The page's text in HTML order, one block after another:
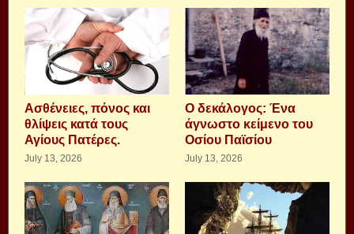
Aσθένειες, πόνος και
θλίψεις κατά τους
Αγίους Πατέρες.
July 13, 2026
Ο δεκάλογος: Ένα
άγνωστο κείμενο του
Οσίου Παϊσίου
July 13, 2026